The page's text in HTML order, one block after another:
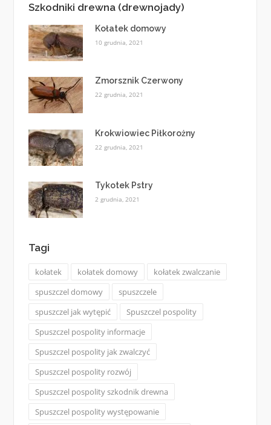
Szkodniki drewna (drewnojady)
Kołatek domowy
10 grudnia, 2021
Zmorsznik Czerwony
22 grudnia, 2021
Krokwiowiec Piłkorożny
22 grudnia, 2021
Tykotek Pstry
2 grudnia, 2021
Tagi
kołatek kołatek domowy
kołatek zwalczanie
spuszczel domowy
spuszczele
spuszczel jak wytępić
Spuszczel pospolity
Spuszczel pospolity informacje
Spuszczel pospolity jak zwalczyć
Spuszczel pospolity rozwój
Spuszczel pospolity szkodnik drewna
Spuszczel pospolity występowanie